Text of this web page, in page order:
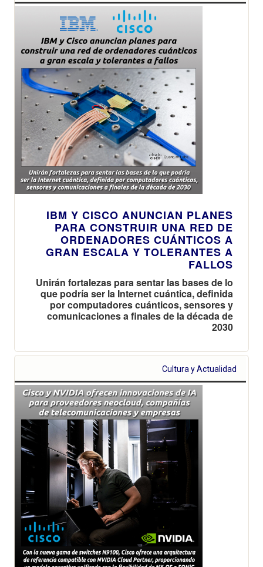
IBM Y CISCO ANUNCIAN PLANES
PARA CONSTRUIR UNA RED DE
ORDENADORES CUÁNTICOS A
GRAN ESCALA Y TOLERANTES A
FALLOS
Unirán fortalezas para sentar las bases de lo
que podría ser la Internet cuántica, definida
por computadores cuánticos, sensores y
comunicaciones a finales de la década de
2030
Cultura y Actualidad